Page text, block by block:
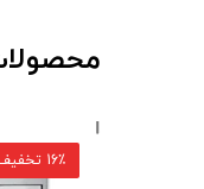
16٪ تخفیف